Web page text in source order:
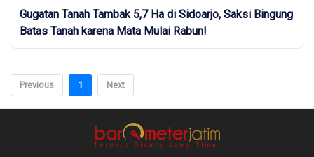
Gugatan Tanah Tambak 5,7 Ha di Sidoarjo, Saksi Bingung
Batas Tanah karena Mata Mulai Rabun!
Previous 1 Next